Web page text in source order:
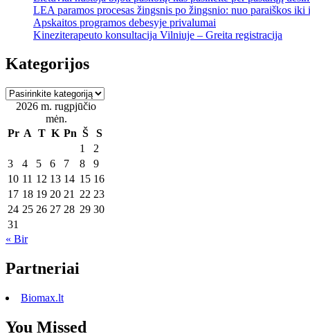
LEA paramos procesas žingsnis po žingsnio: nuo paraiškos iki
Apskaitos programos debesyje privalumai
Kineziterapeuto konsultacija Vilniuje – Greita registracija
Kategorijos
Kategorijos
2026 m. rugpjūčio
mėn.
Pr A T K Pn Š
S
1
2
3
4 5 6 7 8
9
10 11 12 13 14 15 16
17 18 19 20 21 22 23
24 25 26 27 28 29 30
31
« Bir
Partneriai
Biomax.lt
You Missed